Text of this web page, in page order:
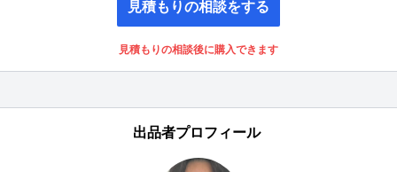
見積もりの相談をする
見積もりの相談後に購入できます
出品者プロフィール